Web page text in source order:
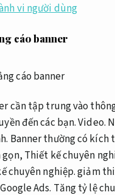
vi người dùng
cáo banner
cần tập trung vào
đến các bạn.Video.
Banner thường có kích
gọn, Thiết kế chuyên
chuyên nghiệp.giảm
Google Ads. Tăng tỷ lệ